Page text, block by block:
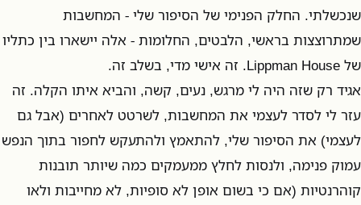
שנכשלתי. החלק הפנימי של הסיפור שלי - המחשבות
שמתרוצצות בראשי, הלבטים, החלומות - אלה יישארו בין כתליו
של Lippman House. זה אישי מדי, בשלב זה.
אגיד רק שזה היה לי מרגש, נעים, קשה, והביא איתו הקלה. זה
עזר לי לסדר לעצמי את המחשבות, לשרטט לאחרים (אבל גם
לעצמי) את הסיפור שלי, להתאמץ ולהתעקש לחפור בתוך הנפש
עמוק פנימה, ולנסות לחלץ ממעמקים כמה שיותר תובנות
קוהרנטיות (אם כי בשום אופן לא סופיות, לא מחייבות ולאו